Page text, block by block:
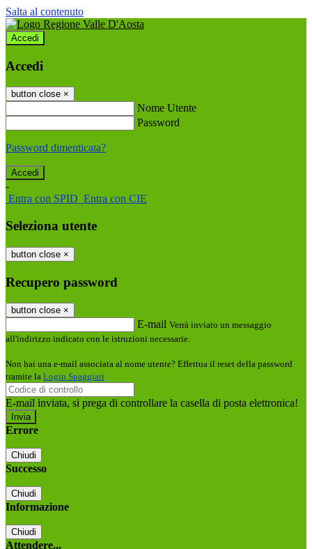
Salta al contenuto
Accedi
Accedi
button close ×
Nome Utente
Password
Password dimenticata?
-
Entra con SPID Entra con CIE
Seleziona utente
button close ×
Recupero password
button close ×
E-mail Verrà inviato un messaggio
all'indirizzo indicato con le istruzioni necessarie.
Non hai una e-mail associata al nome utente? Effettua il reset della password
tramite la Login Spaggiari
E-mail inviata, si prega di controllare la casella di posta elettronica!
Errore
Chiudi
Successo
Chiudi
Informazione
Chiudi
Attendere...